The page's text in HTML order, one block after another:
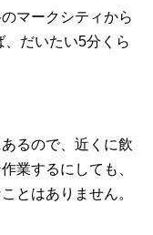
マークシティから
だいたい5分くら
るので、近くに飲
業するにしても、
とはありません。